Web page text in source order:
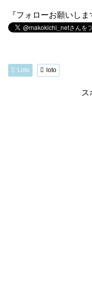
『フォローお願いしま
Loto loto
ス